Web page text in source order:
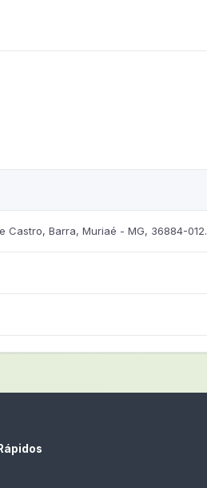
Castro, Barra, Muriaé - MG, 36884-012.